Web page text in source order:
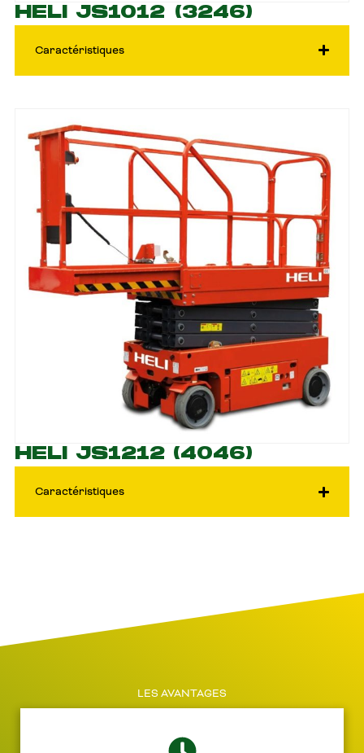
HELI JS1012 (3246)
Caractéristiques
HELI JS1212 (4046)
Caractéristiques
LES AVANTAGES